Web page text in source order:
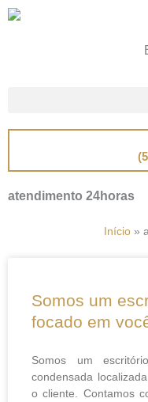
atendimento 24horas
Início»
Somos um
focado em
Somos um
condensada
o cliente. Contamos